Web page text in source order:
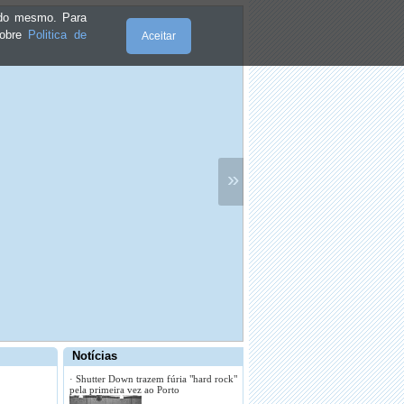
mesmo. Para
Politica de
Aceitar
»
Notícias
·Entrou em funcionamento a rede de